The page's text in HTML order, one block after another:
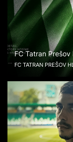
FC Tatran
FC TATRAN PREŠOV